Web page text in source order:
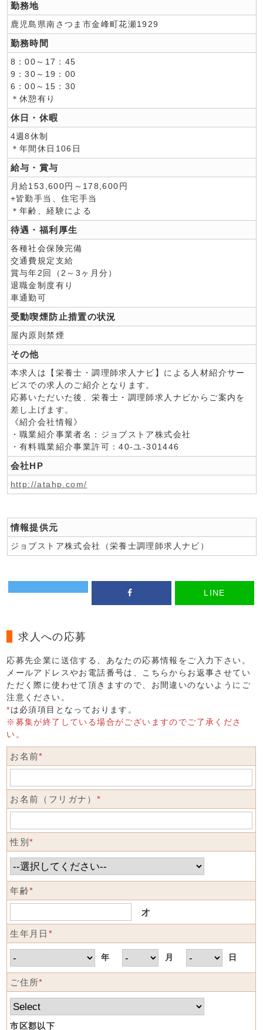
勤務地
鹿児島県南さつま市金峰町花瀬1929
勤務時間
8：00～17：45
9：30～19：00
6：00～15：30
＊休憩有り
休日・休暇
4週8休制
＊年間休日106日
給与・賞与
月給153,600円～178,600円
+皆勤手当、住宅手当
＊年齢、経験による
待遇・福利厚生
各種社会保険完備
交通費規定支給
賞与年2回（2～3ヶ月分）
退職金制度有り
車通勤可
受動喫煙防止措置の状況
屋内原則禁煙
その他
本求人は【栄養士・調理師求人ナビ】による人材紹介サー
ビスでの求人のご紹介となります。
応募いただいた後、栄養士・調理師求人ナビからご案内を
差し上げます。
《紹介会社情報》
・職業紹介事業者名：ジョブストア株式会社
・有料職業紹介事業許可：40-ユ-301446
会社HP
http://atahp.com/
情報提供元
ジョブストア株式会社（栄養士調理師求人ナビ）
LINE
求人への応募
応募先企業に送信する、あなたの応募情報をご入力下さい。
メールアドレスやお電話番号は、こちらからお返事させてい
ただく際に使わせて頂きますので、お間違いのないようにご
注意ください。
*は必須項目となっております。
※募集が終了している場合がございますのでご了承くださ
い。
お名前*
お名前（フリガナ） *
性別*
年齢*
才
生年月日 *
年 月 日
ご住所*
市区郡以下